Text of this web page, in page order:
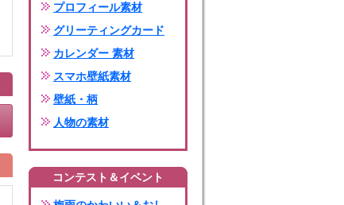
プロフィール素材
グリーティングカード
カレンダー 素材
スマホ壁紙素材
壁紙・柄
人物の素材
コンテスト＆イベント